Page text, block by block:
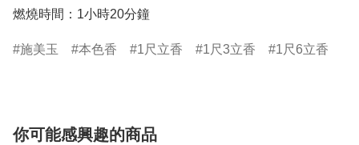
燃燒時間：1小時20分鐘
施美玉 本色香 1尺立香 1尺3立香 1尺6立香
你可能感興趣的商品